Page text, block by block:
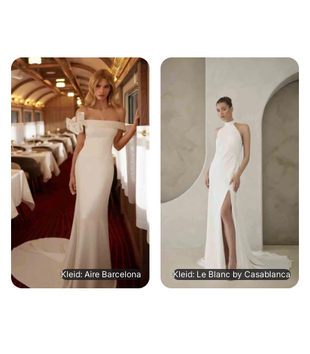
Kleid: Aire Barcelona Kleid: Le Blanc by Casablanca